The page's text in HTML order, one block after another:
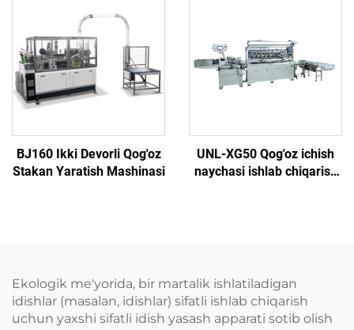
BJ160 Ikki Devorli Qog'oz
Stakan Yaratish Mashinasi
UNL-XG50 Qog'oz ichish
naychasi ishlab chiqarish
Ekologik me'yorida, bir martalik ishlatiladigan
idishlar (masalan, idishlar) sifatli ishlab chiqarish
uchun yaxshi sifatli idish yasash apparati sotib olish